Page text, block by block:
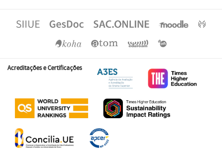
Acreditações e Certificações